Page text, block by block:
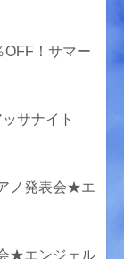
OFF！サマー
サナイト
ノ発表会★エ
★エンジェル